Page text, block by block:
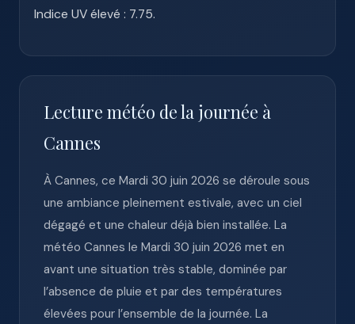
Indice UV élevé : 7.75.
Lecture météo de la journée à
Cannes
À Cannes, ce Mardi 30 juin 2026 se déroule sous
une ambiance pleinement estivale, avec un ciel
dégagé et une chaleur déjà bien installée. La
météo Cannes le Mardi 30 juin 2026 met en
avant une situation très stable, dominée par
l’absence de pluie et par des températures
élevées pour l’ensemble de la journée. La